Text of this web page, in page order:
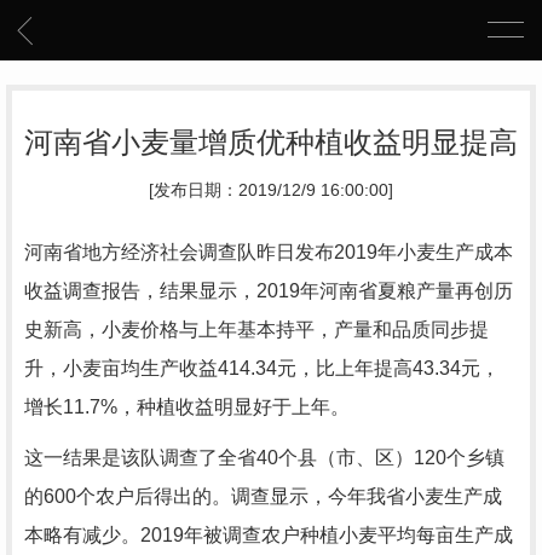
河南省小麦量增质优种植收益明显提高
[发布日期：2019/12/9 16:00:00]
河南省地方经济社会调查队昨日发布2019年小麦生产成本
收益调查报告，结果显示，2019年河南省夏粮产量再创历
史新高，小麦价格与上年基本持平，产量和品质同步提
升，小麦亩均生产收益414.34元，比上年提高43.34元，
增长11.7%，种植收益明显好于上年。
这一结果是该队调查了全省40个县（市、区）120个乡镇
的600个农户后得出的。调查显示，今年我省小麦生产成
本略有减少。2019年被调查农户种植小麦平均每亩生产成